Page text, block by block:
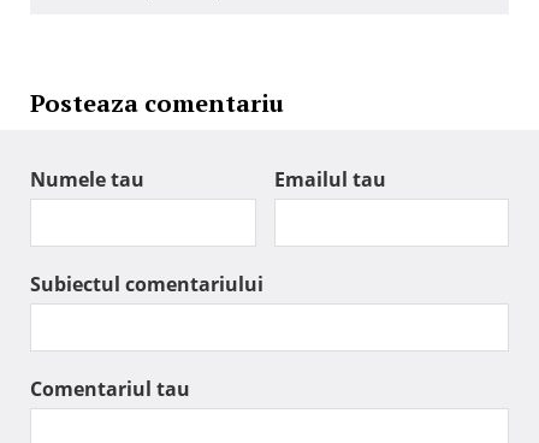
Posteaza comentariu
Numele tau Emailul tau
Subiectul comentariului
Comentariul tau